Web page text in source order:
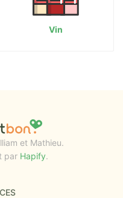
Vin
et Mathieu.
par Hapify.